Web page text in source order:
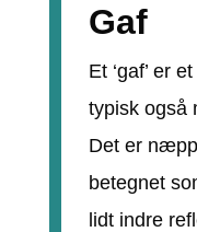
Gaf
Et ‘gaf’ er
typisk også
Det er
betegnet
lidt indre